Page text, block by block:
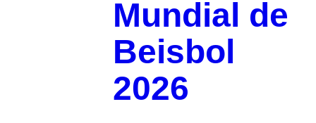
Mundial de
Beisbol
2026